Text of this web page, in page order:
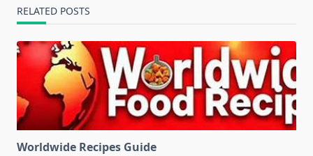
RELATED POSTS
Worldwide Recipes Guide